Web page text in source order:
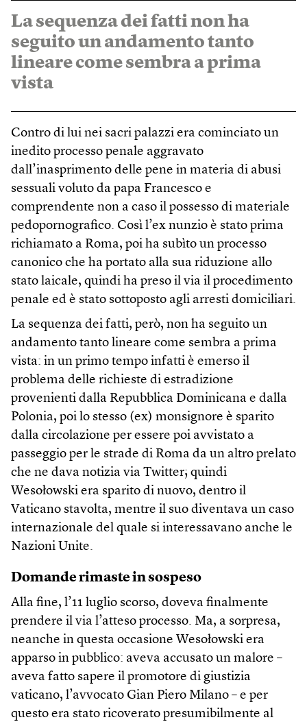
La sequenza dei fatti non ha
seguito un andamento tanto
lineare come sembra a prima
vista
Contro di lui nei sacri palazzi era cominciato un
inedito processo penale aggravato
dall’inasprimento delle pene in materia di abusi
sessuali voluto da papa Francesco e
comprendente non a caso il possesso di materiale
pedopornografico. Così l’ex nunzio è stato prima
richiamato a Roma, poi ha subìto un processo
canonico che ha portato alla sua riduzione allo
stato laicale, quindi ha preso il via il procedimento
penale ed è stato sottoposto agli arresti domiciliari.
La sequenza dei fatti, però, non ha seguito un
andamento tanto lineare come sembra a prima
vista: in un primo tempo infatti è emerso il
problema delle richieste di estradizione
provenienti dalla Repubblica Dominicana e dalla
Polonia, poi lo stesso (ex) monsignore è sparito
dalla circolazione per essere poi avvistato a
passeggio per le strade di Roma da un altro prelato
che ne dava notizia via Twitter; quindi
Wesołowski era sparito di nuovo, dentro il
Vaticano stavolta, mentre il suo diventava un caso
internazionale del quale si interessavano anche le
Nazioni Unite.
Domande rimaste in sospeso
Alla fine, l’11 luglio scorso, doveva finalmente
prendere il via l’atteso processo. Ma, a sorpresa,
neanche in questa occasione Wesołowski era
apparso in pubblico: aveva accusato un malore –
aveva fatto sapere il promotore di giustizia
vaticano, l’avvocato Gian Piero Milano – e per
questo era stato ricoverato presumibilmente al